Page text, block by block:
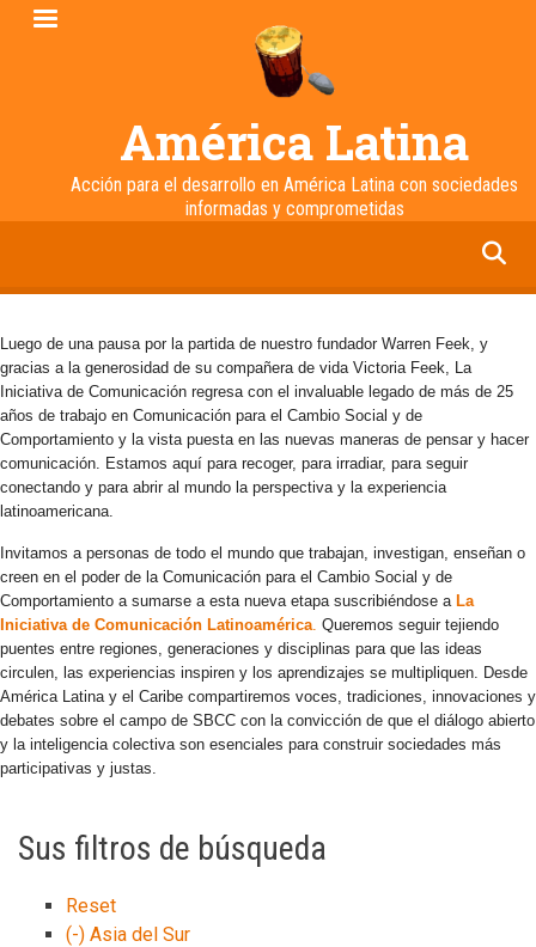
Pasar
América Latina
Acción para el desarrollo en América Latina con sociedades
informadas y comprometidas
Luego de una pausa por la partida de nuestro fundador Warren Feek, y
gracias a la generosidad de su compañera de vida Victoria Feek, La
Iniciativa de Comunicación regresa con el invaluable legado de más de 25
años de trabajo en Comunicación para el Cambio Social y de
Comportamiento y la vista puesta en las nuevas maneras de pensar y hacer
comunicación. Estamos aquí para recoger, para irradiar, para seguir
conectando y para abrir al mundo la perspectiva y la experiencia
latinoamericana.
Invitamos a personas de todo el mundo que trabajan, investigan, enseñan o
creen en el poder de la Comunicación para el Cambio Social y de
Comportamiento a sumarse a esta nueva etapa suscribiéndose a La
Iniciativa de Comunicación Latinoamérica. Queremos seguir tejiendo
puentes entre regiones, generaciones y disciplinas para que las ideas
circulen, las experiencias inspiren y los aprendizajes se multipliquen. Desde
América Latina y el Caribe compartiremos voces, tradiciones, innovaciones y
debates sobre el campo de SBCC con la convicción de que el diálogo abierto
y la inteligencia colectiva son esenciales para construir sociedades más
participativas y justas.
Sus filtros de búsqueda
Reset
(-) Asia del Sur